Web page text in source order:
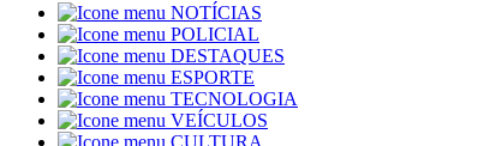
NOTÍCIAS
POLICIAL
DESTAQUES
ESPORTE
TECNOLOGIA
VEÍCULOS
CULTURA